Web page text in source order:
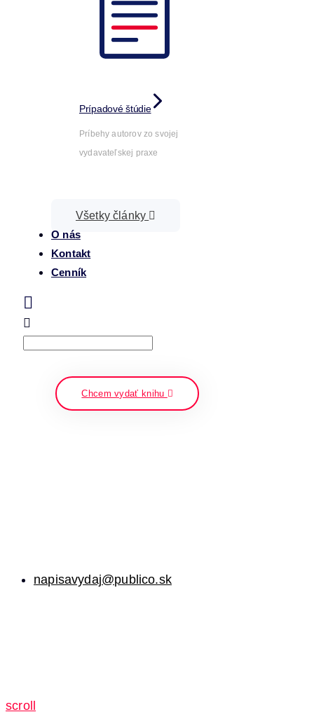
Prípadové štúdie
Príbehy autorov zo svojej
vydavateľskej praxe
Všetky články
O nás
Kontakt
Cenník
Search
Chcem vydať knihu
napisavydaj@publico.sk
scroll